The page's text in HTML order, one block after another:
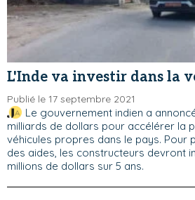
L'Inde va investir dans la
Publié le 17 septembre 2021
Le gouvernement indien a
milliards de dollars pour accélérer la
véhicules propres dans le pays. Pour
des aides, les constructeurs devront
millions de dollars sur 5 ans.